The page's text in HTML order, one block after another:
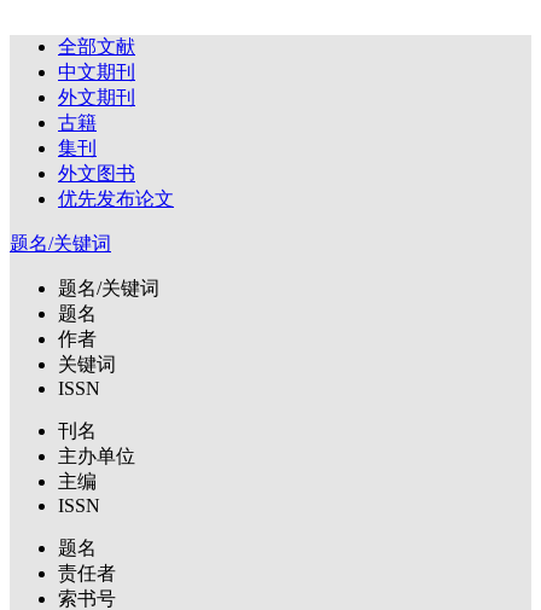
全部文献
中文期刊
外文期刊
古籍
集刊
外文图书
优先发布论文
题名/关键词
题名/关键词
题名
作者
关键词
ISSN
刊名
主办单位
主编
ISSN
题名
责任者
索书号